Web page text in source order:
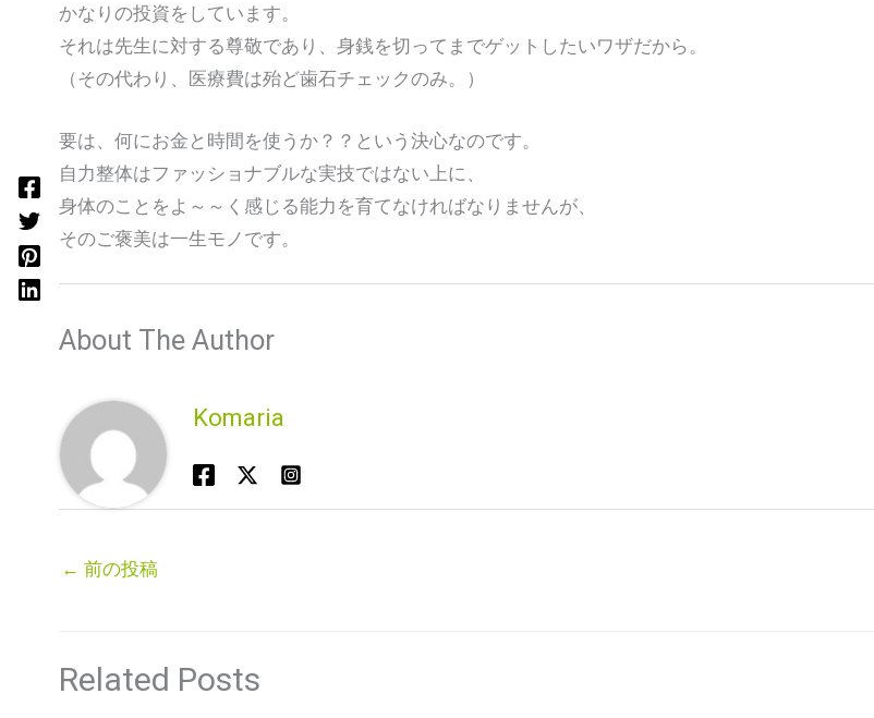
かなりの投資をしています。
それは先生に対する尊敬であり、身銭を切ってまでゲットしたいワザだから。
（その代わり、医療費は殆ど歯石チェックのみ。）
要は、何にお金と時間を使うか？？という決心なのです。
自力整体はファッショナブルな実技ではない上に、
身体のことをよ～～く感じる能力を育てなければなりませんが、
そのご褒美は一生モノです。
About The Author
Komaria
← 前の投稿
Related Posts